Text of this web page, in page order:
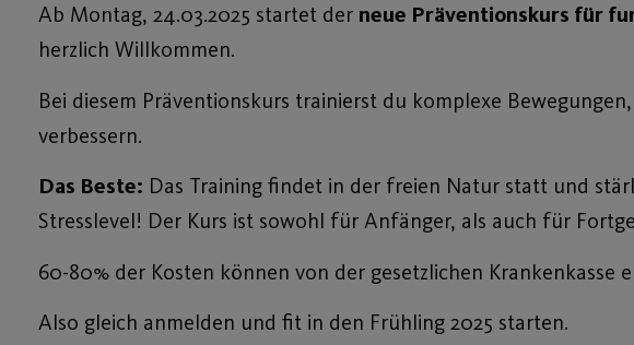
Ab Montag, 24.03.2025 startet der neue Präventionskurs für
herzlich Willkommen.
Bei diesem Präventionskurs trainierst du komplexe
verbessern.
Das Beste: Das Training findet in der freien Natur statt und
Stresslevel! Der Kurs ist sowohl für Anfänger, als auch für
60-80% der Kosten können von der gesetzlichen Krankenkasse
Also gleich anmelden und fit in den Frühling 2025 starten.